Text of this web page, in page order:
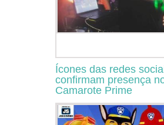
Ícones das redes
confirmam presença
Camarote Prime